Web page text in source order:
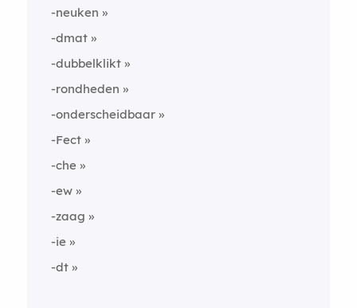
-neuken
-dmat
-dubbelklikt
-rondheden
-onderscheidbaar
-Fect
-che
-ew
-zaag
-ie
-dt